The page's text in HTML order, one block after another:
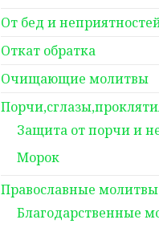
От бед и
Откат обратка
Очищающие молитвы
Защита от порчи и
Морок
Православные молитвы
Благодарственные